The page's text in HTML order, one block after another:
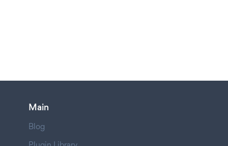
Main
Blog